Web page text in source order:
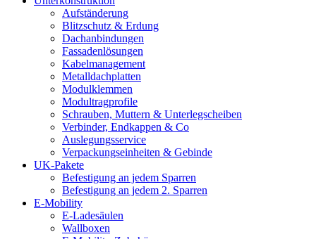
Aufständerung
Blitzschutz & Erdung
Dachanbindungen
Fassadenlösungen
Kabelmanagement
Metalldachplatten
Modulklemmen
Modultragprofile
Schrauben, Muttern & Unterlegscheiben
Verbinder, Endkappen & Co
Auslegungsservice
Verpackungseinheiten & Gebinde
UK-Pakete
Befestigung an jedem Sparren
Befestigung an jedem 2. Sparren
E-Mobility
E-Ladesäulen
Wallboxen